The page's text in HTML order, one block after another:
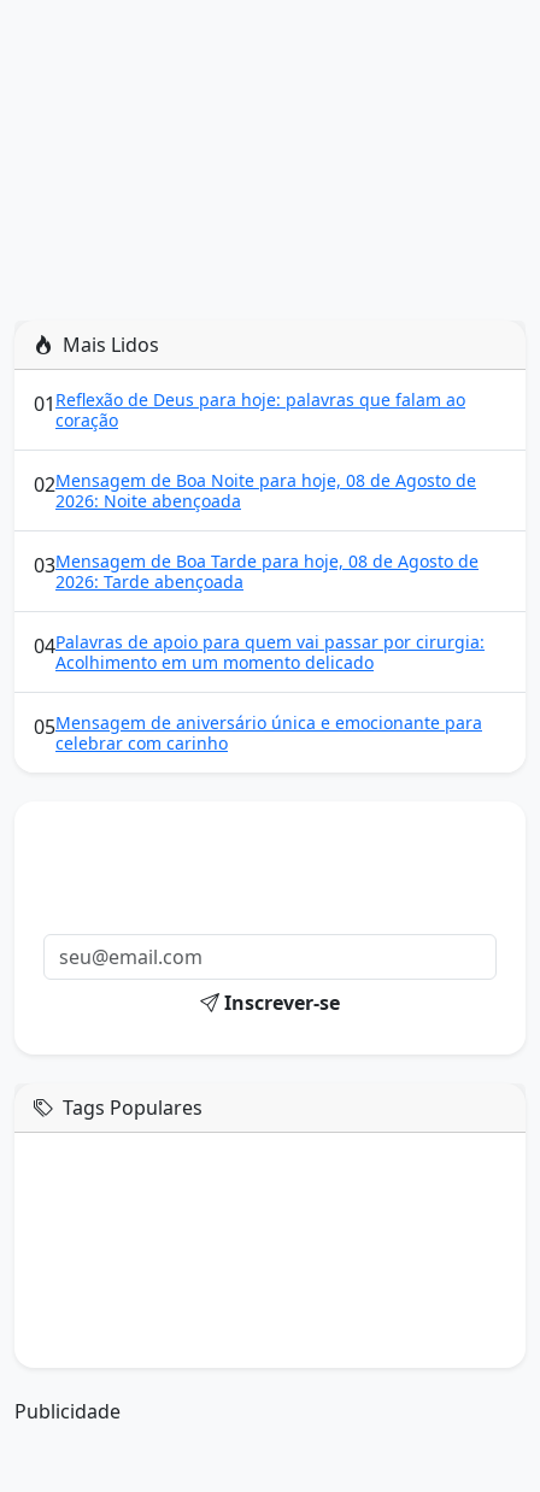
Mais Lidos
01 Reflexão de Deus para hoje: palavras que falam ao
coração
02Mensagem de Boa Noite para hoje, 08 de Agosto de
2026: Noite abençoada
03Mensagem de Boa Tarde para hoje, 08 de Agosto de
2026: Tarde abençoada
04Palavras de apoio para quem vai passar por cirurgia:
Acolhimento em um momento delicado
05Mensagem de aniversário única e emocionante para
celebrar com carinho
Inscrever-se
Tags Populares
Publicidade